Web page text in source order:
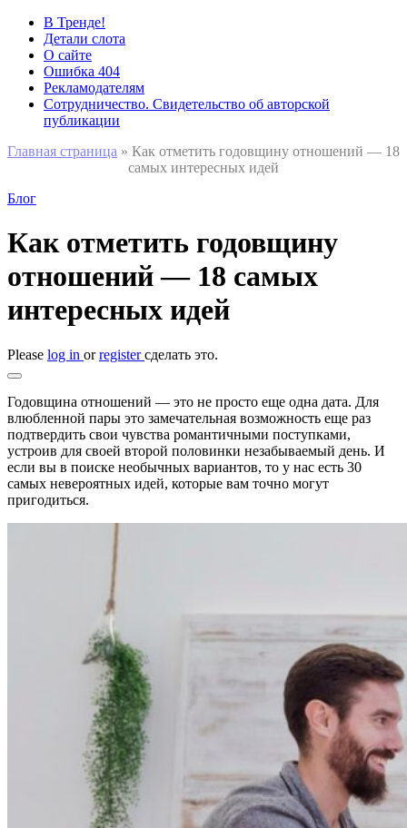
В Тренде!
Детали слота
О сайте
Ошибка 404
Рекламодателям
Сотрудничество. Свидетельство об авторской
публикации
Главная страница » Как отметить годовщину отношений — 18
самых интересных идей
Блог
Как отметить годовщину
отношений — 18 самых
интересных идей
Please log in orregisterсделать это.
Годовщина отношений — это не просто еще одна дата. Для
влюбленной пары это замечательная возможность еще раз
подтвердить свои чувства романтичными поступками,
устроив для своей второй половинки незабываемый день. И
если вы в поиске необычных вариантов, то у нас есть 30
самых невероятных идей, которые вам точно могут
пригодиться.